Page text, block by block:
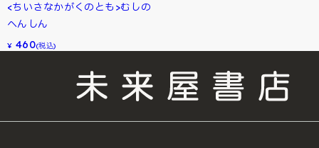
<ちいさなかがくのとも>むしの
へんしん
¥ 460(税込)